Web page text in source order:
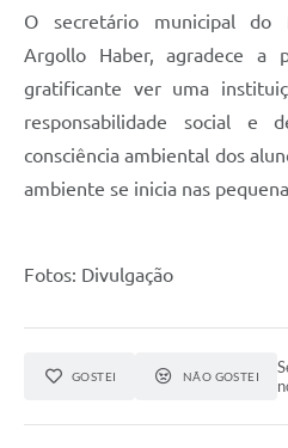
O secretário municipal do
Argollo Haber, agradece a
gratificante ver uma
responsabilidade social e
consciência ambiental dos
ambiente se inicia nas
Fotos: Divulgação
GOSTEI NÃO GOSTEI